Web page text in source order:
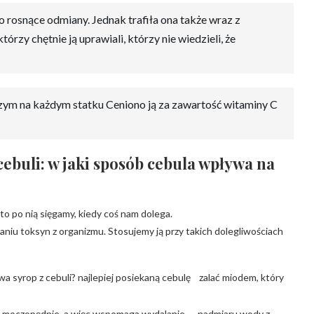
odmiany. Jednak trafiła ona także wraz z
chętnie ją uprawiali, którzy nie wiedzieli, że
na każdym statku Ceniono ją za zawartość witaminy C
w jaki sposób cebula wpływa na
po nią sięgamy, kiedy coś nam dolega.
toksyn z organizmu. Stosujemy ją przy takich dolegliwościach
syrop z cebuli? najlepiej posiekaną cebulę zalać miodem, który